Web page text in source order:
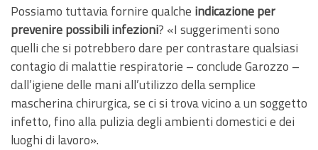
Possiamo tuttavia fornire qualche indicazione per
prevenire possibili infezioni? «I suggerimenti sono
quelli che si potrebbero dare per contrastare qualsiasi
contagio di malattie respiratorie – conclude Garozzo –
dall’igiene delle mani all’utilizzo della semplice
mascherina chirurgica, se ci si trova vicino a un soggetto
infetto, fino alla pulizia degli ambienti domestici e dei
luoghi di lavoro».